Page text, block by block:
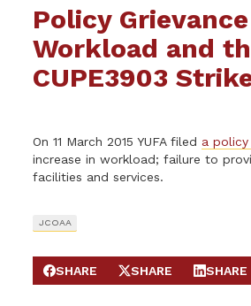
Policy
Workload and
CUPE3903
On 11 March 2015 YUFA filed a policy
increase in workload; failure to
facilities and services.
JCOAA
SHARE ON FACEBOOK
SHARE
SHARE ON X
SHARE
SHARE
SHARE